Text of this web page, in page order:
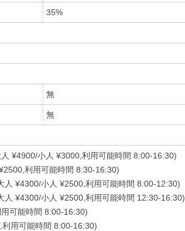
35%
無
無
¥4900/小人 ¥3000,利用可能時間 8:00-16:30)
利用可能時間 8:30-16:30)
人 ¥4300/小人 ¥2500,利用可能時間 8:00-12:30)
人 ¥4300/小人 ¥2500,利用可能時間 12:30-16:30)
可能時間 8:00-16:30)
用可能時間 8:00-16:30)